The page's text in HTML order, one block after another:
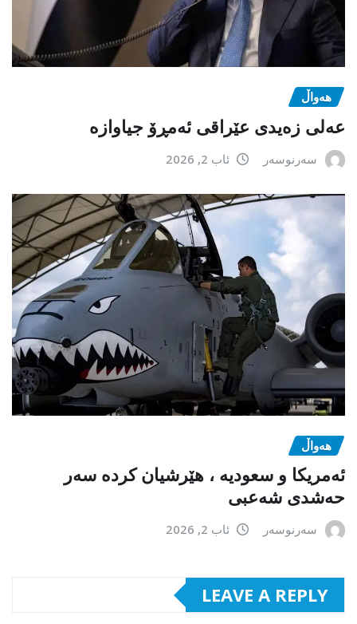
هەواڵ
عەلی زەیدی عێراقی ئەمڕۆ جیاوازە
سەرنوسەر ئاب 2, 2026
هەواڵ
ئەمریکا و سعودیە ، هێرشیان کردە سەر
حەشدی شەعبی
سەرنوسەر ئاب 2, 2026
LEAVE A REPLY